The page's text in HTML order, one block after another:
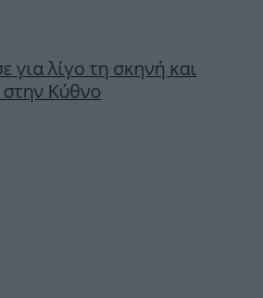
λίγο τη σκηνή και
Κύθνο